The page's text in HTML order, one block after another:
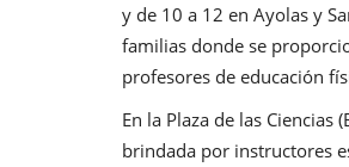
y de 10 a 12 en Ayolas y
familias donde se
profesores de educación
En la Plaza de las
brindada por instructores